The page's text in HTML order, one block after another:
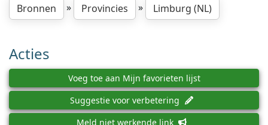
Bronnen
» Provincies » Limburg (NL)
Acties
Voeg toe aan Mijn favorieten lijst
Suggestie voor verbetering
Meld niet werkende link